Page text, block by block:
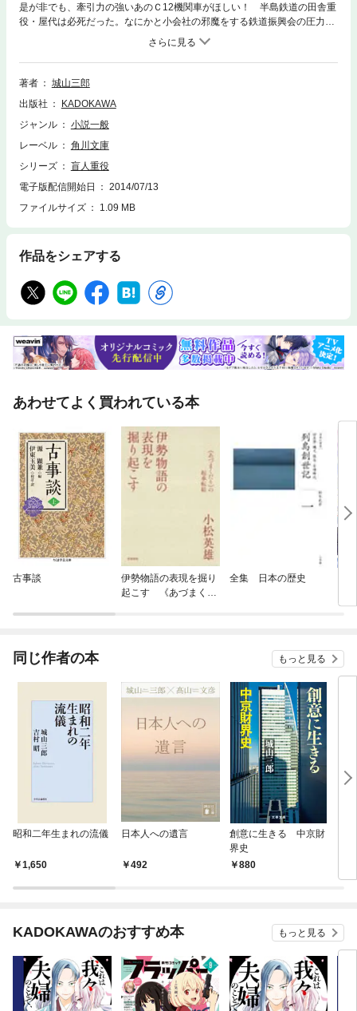
是が非でも、牽引力の強いあのＣ12機関車がほしい！ 半島鉄道の田舎重
役・屋代は必死だった。なにかと小会社の邪魔をする鉄道振興会の圧力を
はね飛ばすために、非常手段のハンストも辞さない構えだ。なにしろ、大
正時代に造られた、オンボロ機関車では、沿線の人口増の輸送に追いつけ
ない。客車の窓ガラスはなく、屋根から雨が漏り、客は傘をさして乗って
いる。その上、馬力がないからたった３両の貨車しかひけず、野菜など生
の悲運にもめげず、猛烈な経営者根性と湧きでるようなアイデア。すさま
じい“男の生きざま”を描いた最高傑作。
著者
城山三郎
出版社
KADOKAWA
ジャンル
小説一般
レーベル
角川文庫
シリーズ
盲人重役
電子版配信開始日
2014/07/13
ファイルサイズ
1.09 MB
作品をシェアする
あわせてよく買われている本
古事談
伊勢物語の表現を掘り
起こす 《あづまくだ
全集 日本の歴史
ラ
同じ作者の本 もっと見る
昭和二年生まれの流儀
1,650
日本人への遺言
492
創意に生きる 中京財
界史
880
KADOKAWAのおすすめ本 もっと見る